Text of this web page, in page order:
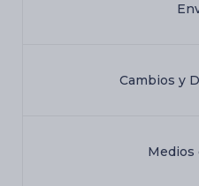
Cambios y
Medios